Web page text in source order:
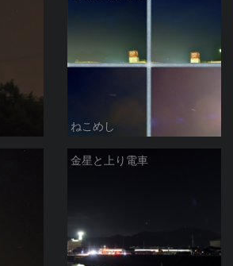
ねこめし
金星と上り電車